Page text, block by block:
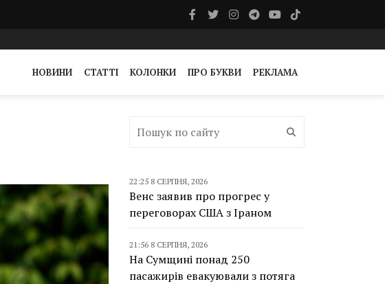
НОВИНИ СТАТТІ КОЛОНКИ ПРО БУКВИ РЕКЛАМА
22:25 8 СЕРПНЯ, 2026
Венс заявив про прогрес у
переговорах США з Іраном
21:56 8 СЕРПНЯ, 2026
На Сумщині понад 250
пасажирів евакуювали з потяга